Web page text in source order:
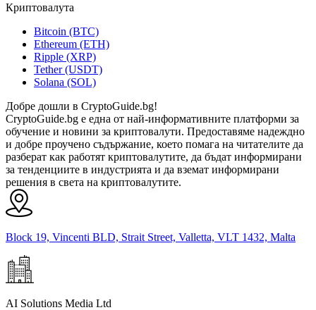
Криптовалута
Bitcoin (BTC)
Ethereum (ETH)
Ripple (XRP)
Tether (USDT)
Solana (SOL)
Добре дошли в CryptoGuide.bg!
CryptoGuide.bg е една от най-информативните платформи за
обучение и новини за криптовалути. Предоставяме надеждно
и добре проучено съдържание, което помага на читателите да
разберат как работят криптовалутите, да бъдат информирани
за тенденциите в индустрията и да вземат информирани
решения в света на криптовалутите.
Block 19, Vincenti BLD, Strait Street, Valletta, VLT 1432, Malta
AI Solutions Media Ltd